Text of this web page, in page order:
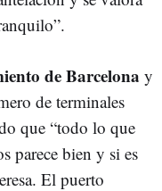
de Barcelona y
de terminales
que “todo lo que
parece bien y si es
El puerto